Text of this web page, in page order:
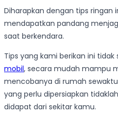
Diharapkan dengan tips ringan
mendapatkan pandang
saat berkendara.
Tips yang kami berikan ini
mobil, secara mudah mampu
mencobanya di rumah
yang perlu dipersiapkan
didapat dari sekitar kamu.